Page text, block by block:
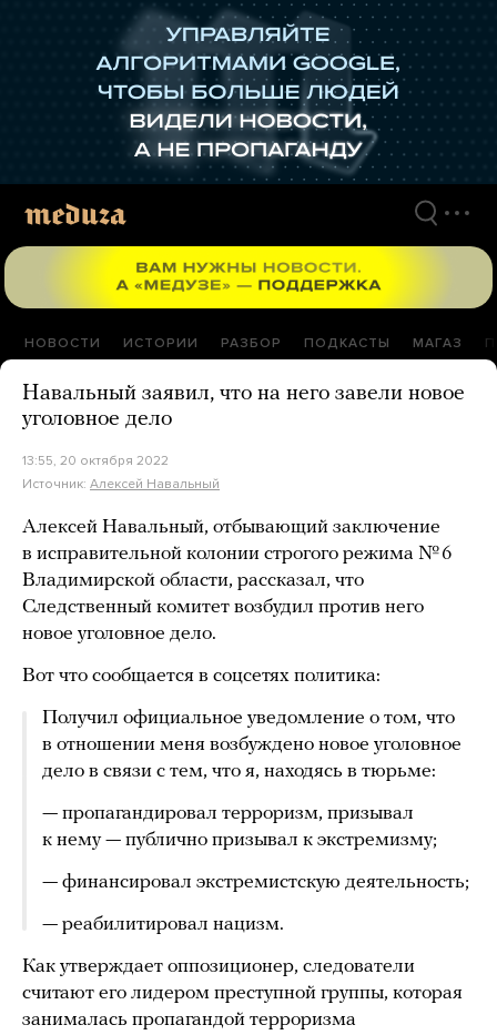
НОВОСТИ ИСТОРИИ РАЗБОР ПОДКАСТЫ МАГАЗ
Навальный заявил, что на него завели новое
уголовное дело
13:55, 20 октября 2022
Источник: Алексей Навальный
Алексей Навальный, отбывающий заключение
в исправительной колонии строгого режима № 6
Владимирской области, рассказал, что
Следственный комитет возбудил против него
новое уголовное дело.
Вот что сообщается в соцсетях политика:
Получил официальное уведомление о том, что
в отношении меня возбуждено новое уголовное
дело в связи с тем, что я, находясь в тюрьме:
— пропагандировал терроризм, призывал
к нему — публично призывал к экстремизму;
— финансировал экстремистскую деятельность;
— реабилитировал нацизм.
Как утверждает оппозиционер, следователи
считают его лидером преступной группы, которая
занималась пропагандой терроризма